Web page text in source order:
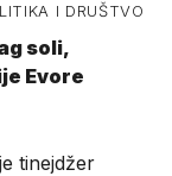
I DRUŠTVO
soli,
Evore
tinejdžer